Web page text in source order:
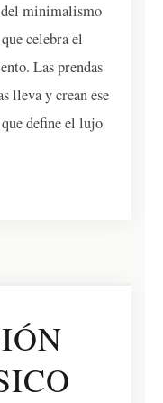
del minimalismo
celebra el
Las prendas
lleva y crean ese
define el lujo